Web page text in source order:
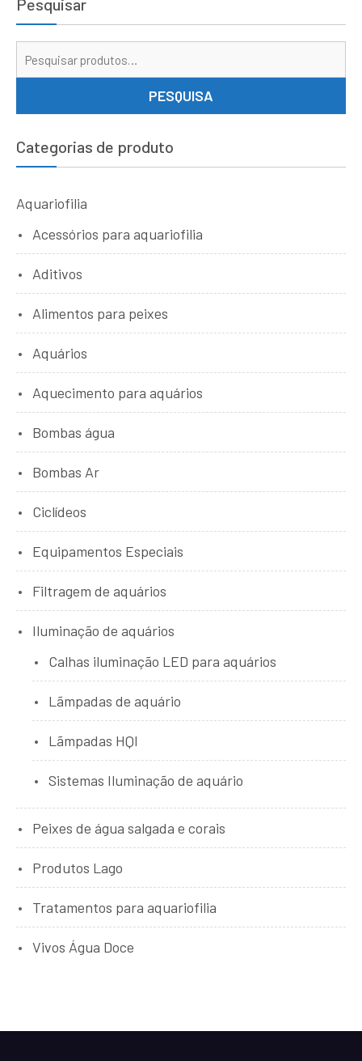
PESQUISA
Categorias de produto
Aquariofilia
Acessórios para aquariofilia
Aditivos
Alimentos para peixes
Aquários
Aquecimento para aquários
Bombas água
Bombas Ar
Ciclídeos
Equipamentos Especiais
Filtragem de aquários
Iluminação de aquários
Calhas iluminação LED para aquários
Lãmpadas de aquário
Lãmpadas HQI
Sistemas Iluminação de aquário
Peixes de água salgada e corais
Produtos Lago
Tratamentos para aquariofilia
Vivos Água Doce